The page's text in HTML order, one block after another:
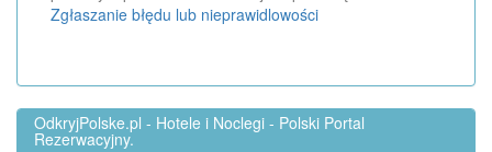
Zgłaszanie błędu lub nieprawidlowości
OdkryjPolske.pl - Hotele i Noclegi - Polski Portal
Rezerwacyjny.